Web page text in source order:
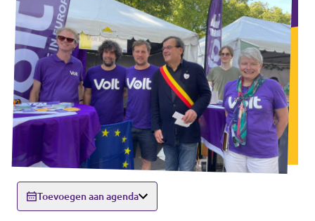
Toevoegen aan agenda